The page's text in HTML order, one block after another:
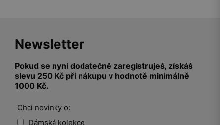
Newsletter
Pokud se nyní dodatečně zaregistruješ, získáš
slevu 250 Kč při nákupu v hodnotě minimálně
1000 Kč.
Chci novinky o:
Dámská kolekce